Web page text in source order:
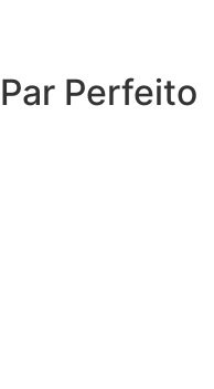
Par Perfeito